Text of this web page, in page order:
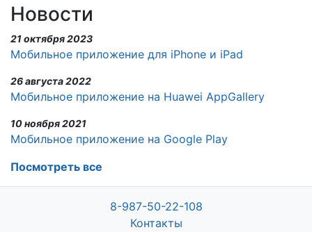
Новости
21 октября 2023
Мобильное приложение для iPhone и iPad
26 августа 2022
Мобильное приложение на Huawei AppGallery
10 ноября 2021
Мобильное приложение на Google Play
Посмотреть все
8-987-50-22-108
Контакты